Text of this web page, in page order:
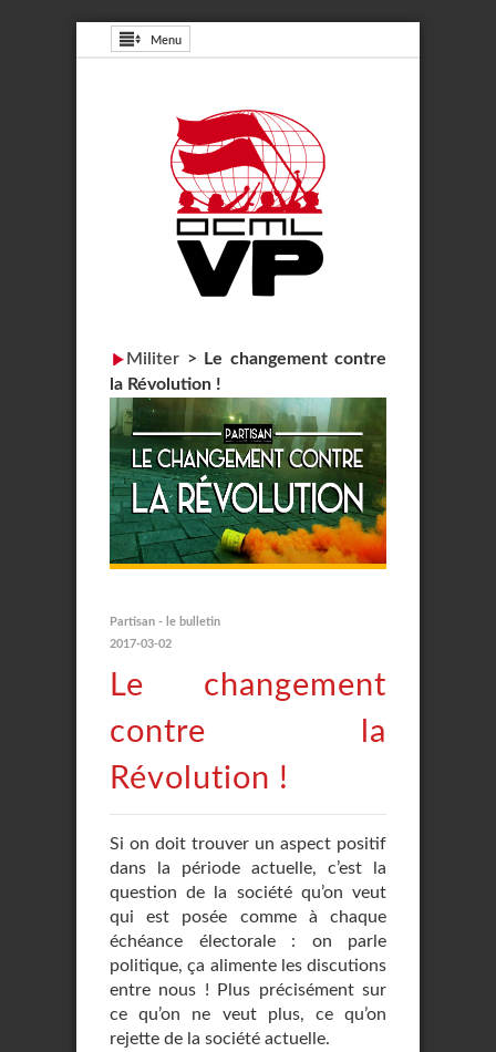
Menu
Militer >
Le changement contre
la Révolution !
Partisan - le bulletin
2017-03-02
Le changement
contre la
Révolution !
Si on doit trouver un aspect positif
dans la période actuelle, c’est la
question de la société qu’on veut
qui est posée comme à chaque
échéance électorale : on parle
politique, ça alimente les discutions
entre nous ! Plus précisément sur
ce qu’on ne veut plus, ce qu’on
rejette de la société actuelle.